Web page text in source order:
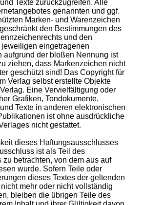
Texte zurückzugreifen. Alle
genannten und ggf.
Marken- und Warenzeichen
den Bestimmungen des
und den
eingetragenen
aufgrund der bloßen Nennung ist
ziehen, dass Markenzeichen nicht
geschützt sind! Das Copyright für
Verlag selbst erstellte Objekte
Eine Vervielfältigung oder
Grafiken, Tondokumente,
Texte in anderen elektronischen
ist ohne ausdrückliche
nicht gestattet.
dieses Haftungsausschlusses
ist als Teil des
zu betrachten, von dem aus auf
wurde. Sofern Teile oder
dieses Textes der geltenden
mehr oder nicht vollständig
bleiben die übrigen Teile des